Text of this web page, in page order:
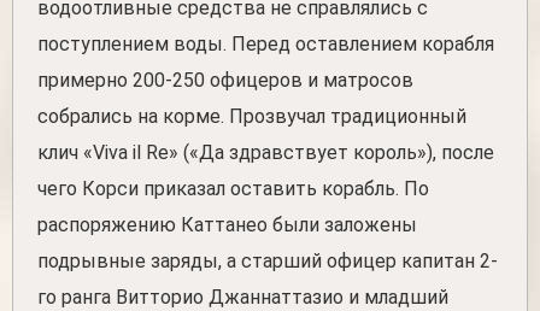
водоотливные средства не справлялись с
поступлением воды. Перед оставлением корабля
примерно 200-250 офицеров и матросов
собрались на корме. Прозвучал традиционный
клич «Viva il Re» («Да здравствует король»), после
чего Корси приказал оставить корабль. По
распоряжению Каттанео были заложены
подрывные заряды, а старший офицер капитан 2-
го ранга Витторио Джаннаттазио и младший